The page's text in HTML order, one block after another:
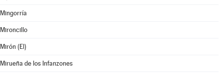
Mingorría
Mironcillo
Mirón (El)
Mirueña de los Infanzones